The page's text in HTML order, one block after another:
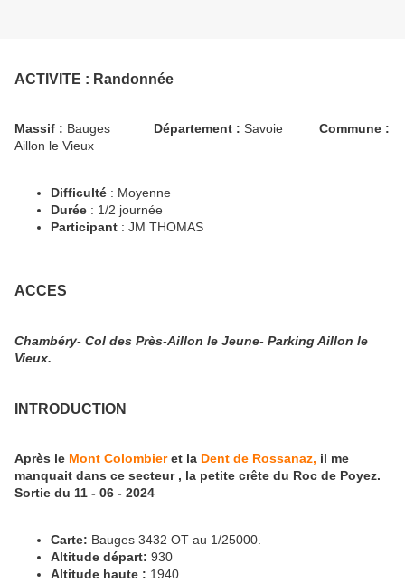
ACTIVITE : Randonnée
Massif : Bauges Département : Savoie
Commune :
Aillon le Vieux
Difficulté : Moyenne
Durée : 1/2 journée
Participant : JM THOMAS
ACCES
Chambéry- Col des Près-Aillon le Jeune- Parking Aillon le
Vieux.
INTRODUCTION
Après le Mont Colombieret la Dent de Rossanaz, il me
manquait dans ce secteur , la petite crête du Roc de Poyez.
Sortie du 11 - 06 - 2024
Carte: Bauges 3432 OT au 1/25000.
Altitude départ: 930
Altitude haute : 1940